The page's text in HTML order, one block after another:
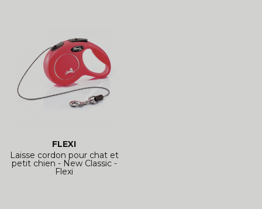
FLEXI
Laisse cordon pour chat et
petit chien - New Classic -
Flexi